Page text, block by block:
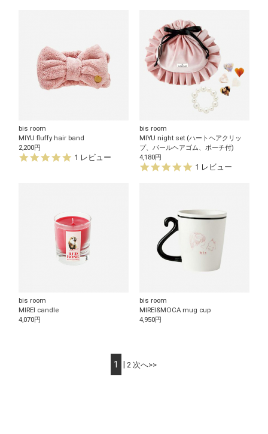
bis room
MIYU fluffy hair band
2,200円
5.
r
a
t
i
n
1 レビュー
bis room
MIYU night set (ハートヘアクリッ
プ、パールヘアゴム、ポーチ付)
4,180円
5.
a
r
a
t
1 レビュー
bis room
MIREI candle
4,070円
bis room
MIREI&MOCA mug cup
4,950円
1 |2 次へ>>